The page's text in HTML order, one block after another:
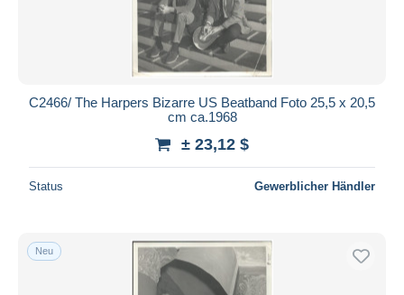
C2466/ The Harpers Bizarre US Beatband Foto 25,5 x 20,5
cm ca.1968
± 23,12 $
Status Gewerblicher Händler
Neu